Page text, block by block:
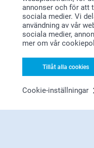
annonser och för att
sociala medier. Vi
användning av vår
sociala medier,
mer om vår
Tillåt alla cookies
Cookie-inställningar
Letar du